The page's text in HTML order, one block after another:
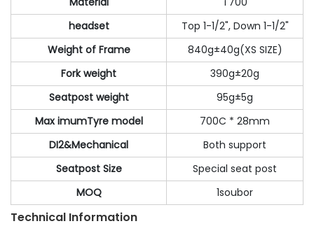
headset
Top 1-1/2", Down 1-1/2"
Weight of Frame
840g±40g(XS SIZE)
Fork weight
390g±20g
Seatpost weight
95g±5g
Max imumTyre model
700C * 28mm
DI2&Mechanical
Both support
Seatpost Size
Special seat post
MOQ
1soubor
Technical Information